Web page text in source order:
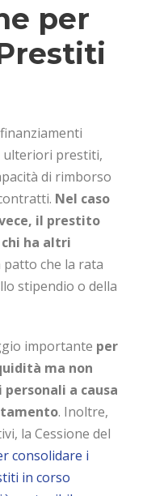
per
ulteriori prestiti,
di rimborso
Nel caso
il prestito
chi ha altri
patto che la rata
stipendio o della
importante per
ma non
a causa
. Inoltre,
la Cessione del
consolidare i
in corso